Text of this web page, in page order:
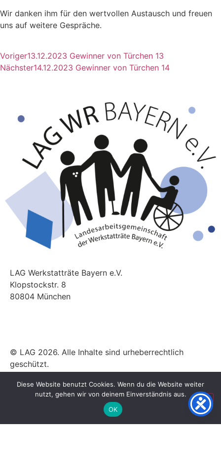
Wir danken ihm für den wertvollen Austausch und freuen
uns auf weitere Gespräche.
Voriger13.12.2023 Gewinner von Türchen 13
Nächster14.12.2023 Gewinner von Türchen 14
LAG Werkstatträte Bayern e.V.
Klopstockstr. 8
80804 München
© LAG 2026. Alle Inhalte sind urheberrechtlich
geschützt.
Datenschutz|Impressum
Diese Website benutzt Cookies. Wenn du die Website weiter
nutzt, gehen wir von deinem Einverständnis aus.
OK